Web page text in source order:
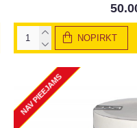
NOPIRKT
NAV PIEEJAMS